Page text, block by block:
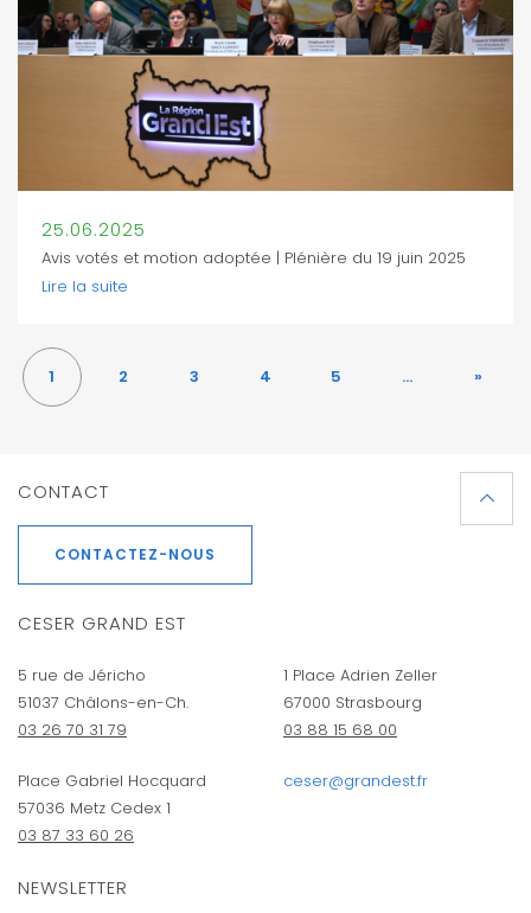
25.06.2025
Avis votés et motion adoptée | Plénière du 19 juin 2025
Lire la suite
1 2 3 4 5 … »
CONTACT
CONTACTEZ-NOUS
CESER GRAND EST
5 rue de Jéricho
51037 Châlons-en-Ch.
03 26 70 31 79
Place Gabriel Hocquard
57036 Metz Cedex 1
03 87 33 60 26
1 Place Adrien Zeller
67000 Strasbourg
03 88 15 68 00
ceser@grandest.fr
NEWSLETTER